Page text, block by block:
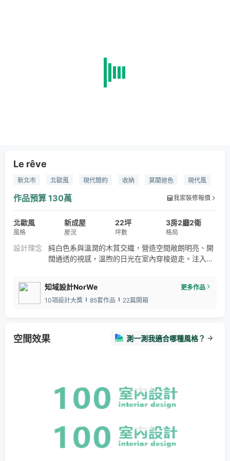
Le rêve
新北市 北歐風 現代簡約 收納 莫蘭迪色
現代風
小家庭
新婚宅
油漆
作品預算 130萬 我家裝修報價
北歐風
風格
新成屋
屋況
22坪
坪數
3房2廳2衛
格局
設計理念
純白色系與溫潤的木質交織，營造空間敞朗明亮、開
闊通透的視感，溫煦的日光在室內穿梭遊走。注入輕
知域設計NorWe
更多作品
10項設計大獎
85套作品 22篇開箱
空間效果 測一測我適合哪種風格？